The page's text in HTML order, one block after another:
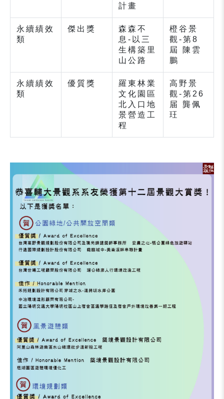
計畫
永續績效
類
傑出獎
森森不
息-以三
生構築里
山公路
橙谷景
觀-第8
屆 陳雲
鵬
永續績效
類
優質獎
羅東林業
文化園區
北入口地
景營造工
程
高野景
觀-第26
届 龔佩
玨